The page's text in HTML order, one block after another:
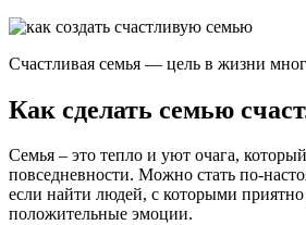
Счастливая семья — цель в жизни
Как сделать семью
Семья – это тепло и уют очага,
повседневности. Можно стать по-
если найти людей, с которыми приятно
положительные эмоции.